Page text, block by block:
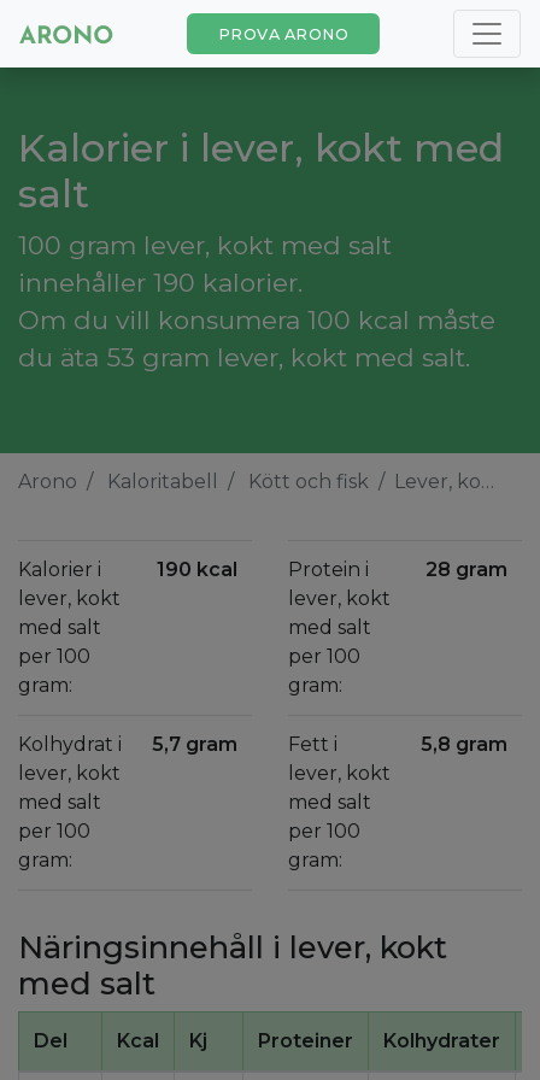
PROVA ARONO
Kalorier i lever, kokt med
salt
100 gram lever, kokt med salt
innehåller 190 kalorier.
Om du vill konsumera 100 kcal måste
du äta 53 gram lever, kokt med salt.
Arono Kaloritabell Kött och fisk Lever, kokt med salt
Kalorier i
lever, kokt
med salt
per 100
gram:
190 kcal
Kolhydrat i
lever, kokt
med salt
per 100
gram:
5,7 gram
Protein i
lever, kokt
med salt
per 100
gram:
28 gram
Fett i
lever, kokt
med salt
per 100
gram:
5,8 gram
Näringsinnehåll i lever, kokt
med salt
Del Kcal Kj Proteiner Kolhydrater